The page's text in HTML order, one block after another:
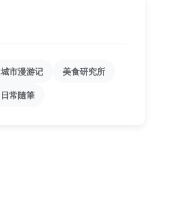
城市漫游记 美食研究所
日常隨筆